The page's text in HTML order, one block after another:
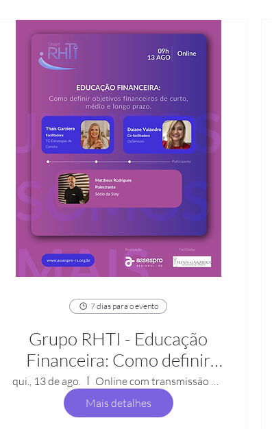
7 dias para o evento
Grupo RHTI - Educação
Financeira: Como definir
objetivos financeiros de
curto, médio e longo prazo
qui., 13 de ago.
Mais detalhes